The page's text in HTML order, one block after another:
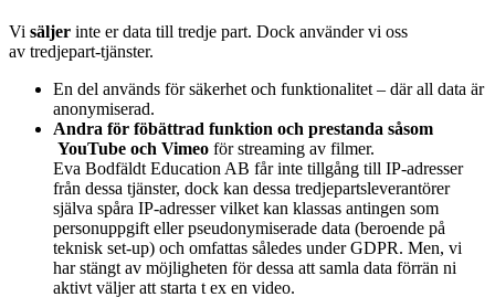
Vi säljer inte er data till tredje part. Dock använder vi oss
av tredjepart-tjänster.
En del används för säkerhet och funktionalitet – där all data är
anonymiserad.
Andra för föbättrad funktion och prestanda såsom
YouTube och Vimeo för streaming av filmer.
Eva Bodfäldt Education AB får inte tillgång till IP-adresser
från dessa tjänster, dock kan dessa tredjepartsleverantörer
själva spåra IP-adresser vilket kan klassas antingen som
personuppgift eller pseudonymiserade data (beroende på
teknisk set-up) och omfattas således under GDPR. Men, vi
har stängt av möjligheten för dessa att samla data förrän ni
aktivt väljer att starta t ex en video.